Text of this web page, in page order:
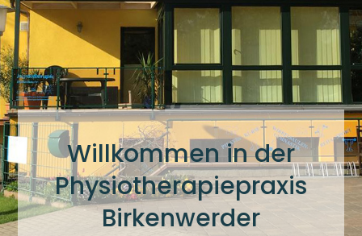
Willkommen in der
Physiotherapiepraxis
Birkenwerder